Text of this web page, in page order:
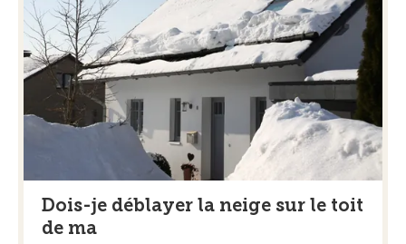
Dois-je déblayer la neige sur le toit
de ma